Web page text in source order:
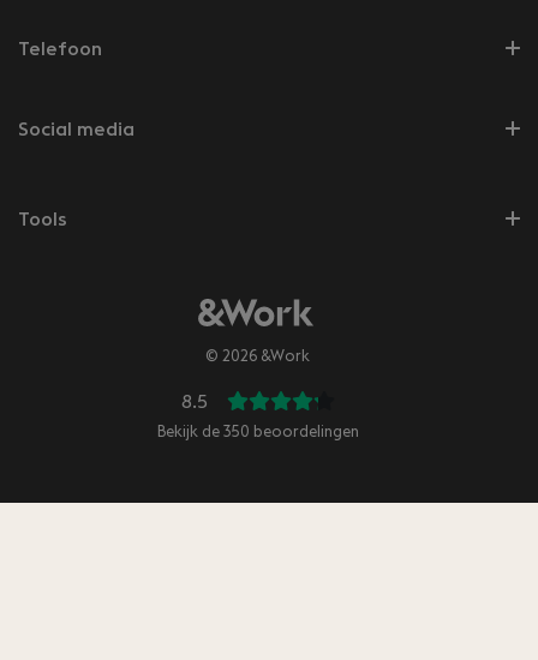
Telefoon
Social media
Tools
© 2026 &Work
8.5
Bekijk de 350 beoordelingen